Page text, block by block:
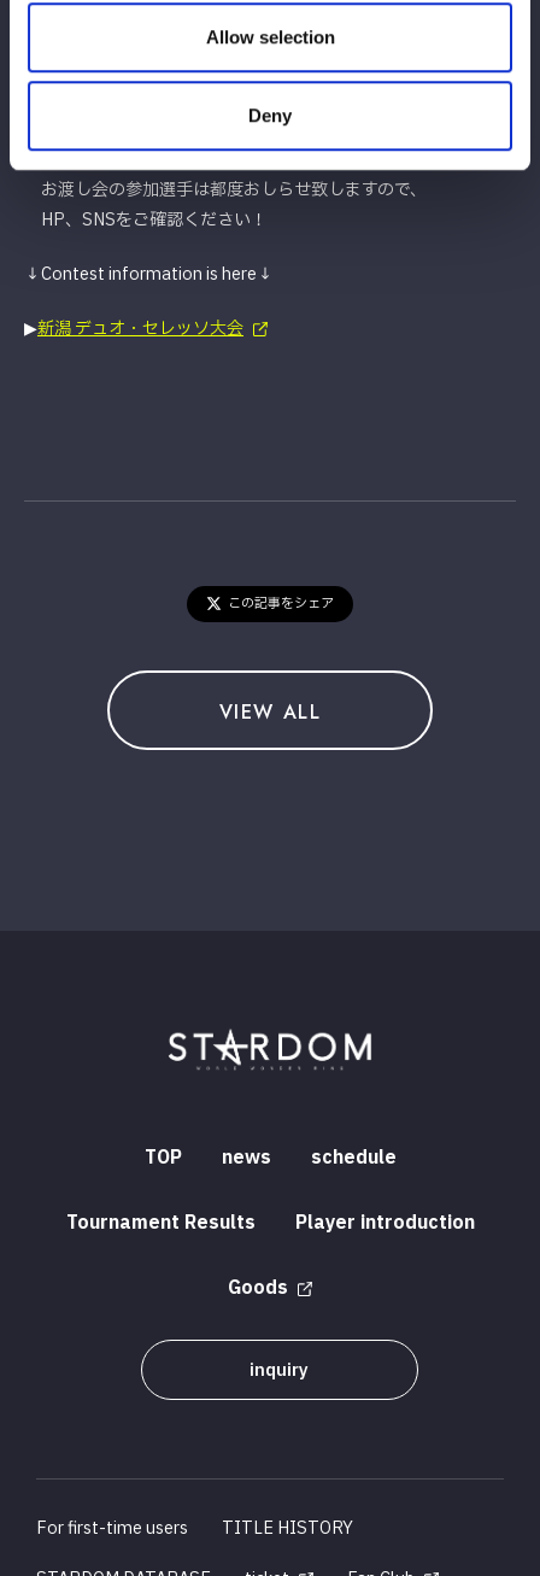
Allow selection
Deny
す）
※時間の都合上、全てのお客様へ選手からお渡しできない可能性
がございます。あらかじめご了承ください。
★今後も他会場にて、スターダム選手によるお渡し会を実施予定
です。
お渡し会の参加選手は都度おしらせ致しますので、
HP、SNSをご確認ください！
↓Contest information is here↓
▶︎新潟 デュオ・セレッソ大会
この記事をシェア
VIEW ALL
TOP news schedule
Tournament Results Player introduction
Goods
inquiry
For first-time users
TITLE HISTORY